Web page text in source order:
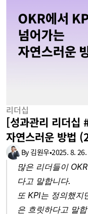
리더십
[성과관리 리더십
자연스러운 방법
By 김원우•2025. 8. 26.
많은 리더들이
다고 말합니다.
또 KPI는 정의했지
은 흐릿하다고 말